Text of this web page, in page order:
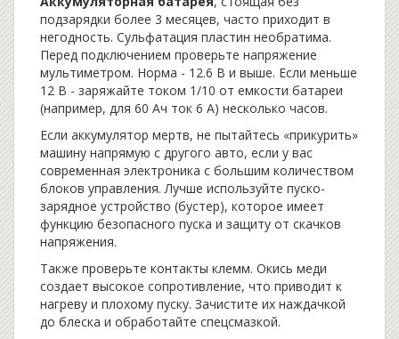
подзарядки более 3 месяцев, часто приходит в
негодность. Сульфатация пластин необратима.
Перед подключением проверьте напряжение
мультиметром. Норма - 12.6 В и выше. Если меньше
12 В - заряжайте током 1/10 от емкости батареи
(например, для 60 Ач ток 6 А) несколько часов.
Если аккумулятор мертв, не пытайтесь «прикурить»
машину напрямую с другого авто, если у вас
современная электроника с большим количеством
блоков управления. Лучше используйте пуско-
зарядное устройство (бустер), которое имеет
функцию безопасного пуска и защиту от скачков
напряжения.
Также проверьте контакты клемм. Окись меди
создает высокое сопротивление, что приводит к
нагреву и плохому пуску. Зачистите их наждачкой
до блеска и обработайте спецсмазкой.